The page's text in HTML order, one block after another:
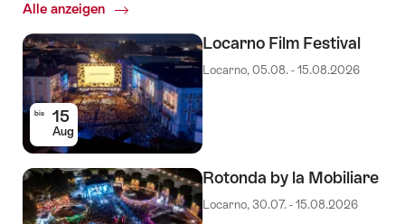
Alle anzeigen
Top-
bis 15
Aug
Locarno Film Festival
Locarno, 05.08. - 15.08.2026
Rotonda by la Mobiliare
Locarno, 30.07. - 15.08.2026